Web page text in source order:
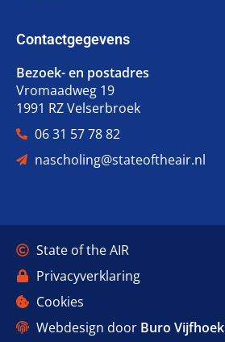
Contactgegevens
Bezoek- en postadres
Vromaadweg 19
1991 RZ Velserbroek
06 31 57 78 82
nascholing@stateoftheair.nl
State of the AIR
Privacyverklaring
Cookies
Webdesign door Buro Vijfhoek